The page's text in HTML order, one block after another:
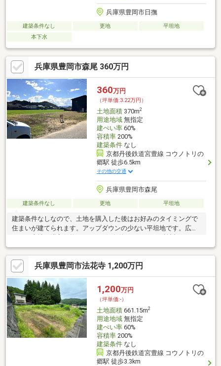
兵庫県豊岡市日撫
建築条件なし 更地
平坦地
本下水
兵庫県豊岡市森尾 360万円
360万円
（坪単価:3.22万円）
土地面積370m2
用途地域無指定
建ぺい率60%
容積率200%
建築条件なし
京都丹後鉄道宮豊線 コウノトリの
郷駅 徒歩6.5km
その他の交通
兵庫県豊岡市森尾
建築条件なし 更地 平坦地
建築条件なしなので、土地を購入した後はお好みのタイミングで
住まいが建てられます。アップダウンの少ない平坦地です。広々
てはいかがでしょうか。不
兵庫県豊岡市法花寺 1,200万円
1,200万円
（坪単価:-）
土地面積661.15m2
用途地域無指定
建ぺい率60%
容積率200%
建築条件なし
京都丹後鉄道宮豊線 コウノトリの
郷駅 徒歩3.3km